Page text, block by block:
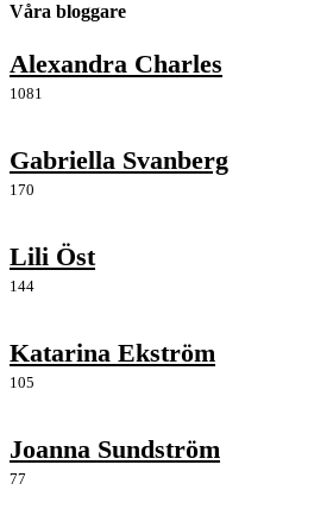
Våra bloggare
Alexandra Charles
1081
Gabriella Svanberg
170
Lili Öst
144
Katarina Ekström
105
Joanna Sundström
77